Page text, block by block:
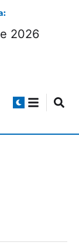
2026